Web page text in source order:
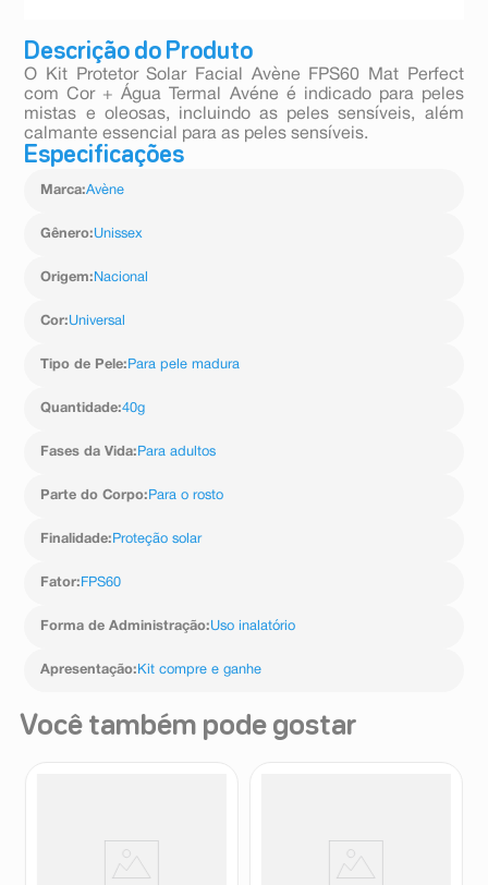
Descrição do Produto
O Kit Protetor Solar Facial Avène FPS60 Mat Perfect
com Cor + Água Termal Avéne é indicado para peles
mistas e oleosas, incluindo as peles sensíveis, além
calmante essencial para as peles sensíveis.
Especificações
Marca:Avène
Gênero:Unissex
Origem: Nacional
Cor:Universal
Tipo de Pele: Para pele madura
Quantidade:40g
Fases da Vida: Para adultos
Parte do Corpo: Para o rosto
Finalidade: Proteção solar
Fator: FPS60
Forma de Administração:Uso inalatório
Apresentação: Kit compre e ganhe
Você também pode gostar